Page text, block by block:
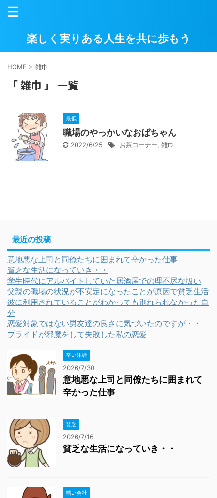
楽しく実りある人生を共に歩もう
HOME > 雑巾
「 雑巾 」 一覧
最低
職場のやっかいなおばちゃん
2022/6/25 お茶コーナー, 雑巾
最近の投稿
意地悪な上司と同僚たちに囲まれて辛かった仕事
貧乏な生活になっていき・・
学生時代にアルバイトしていた居酒屋での理不尽な扱い
父親の職場の状況が不安定になったことが原因で貧乏生活
彼に利用されていることがわかっても別れられなかった自
分
恋愛対象ではない男友達の良さに気づいたのですが・・
プライドが邪魔をして失敗した私の恋愛
辛い体験
2026/7/30
意地悪な上司と同僚たちに囲まれて
辛かった仕事
貧乏
2026/7/16
貧乏な生活になっていき・・
酷い会社